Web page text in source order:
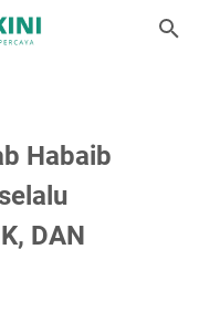
Habaib
DAN